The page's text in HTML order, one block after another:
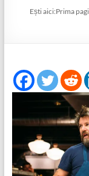
Ești aici:Prima